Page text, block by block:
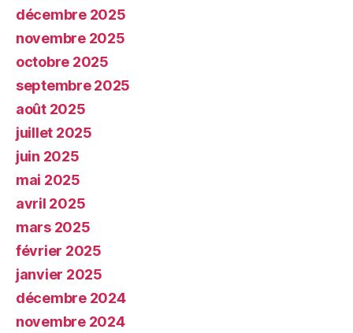
décembre 2025
novembre 2025
octobre 2025
septembre 2025
août 2025
juillet 2025
juin 2025
mai 2025
avril 2025
mars 2025
février 2025
janvier 2025
décembre 2024
novembre 2024